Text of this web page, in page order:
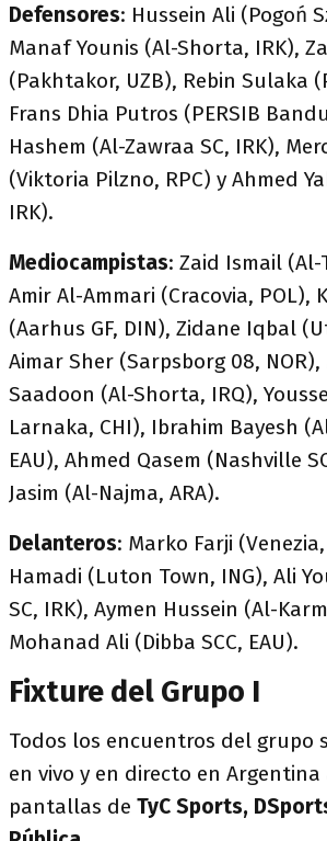
Defensores: Hussein Ali (Pogoń
Manaf Younis (Al-Shorta, IRK),
(Pakhtakor, UZB), Rebin Sulaka
Frans Dhia Putros (PERSIB
Hashem (Al-Zawraa SC, IRK),
(Viktoria Pilzno, RPC) y Ahmed
IRK).
Mediocampistas: Zaid Ismail (Al-
Amir Al-Ammari (Cracovia, POL),
(Aarhus GF, DIN), Zidane Iqbal
Aimar Sher (Sarpsborg 08,
Saadoon (Al-Shorta, IRQ),
Larnaka, CHI), Ibrahim Bayesh
EAU), Ahmed Qasem (Nashville
Jasim (Al-Najma, ARA).
Delanteros: Marko Farji
Hamadi (Luton Town, ING), Ali
SC, IRK), Aymen Hussein (Al-
Mohanad Ali (Dibba SCC, EAU).
Fixture del Grupo I
Todos los encuentros del grupo
en vivo y en directo en
pantallas de TyC Sports,